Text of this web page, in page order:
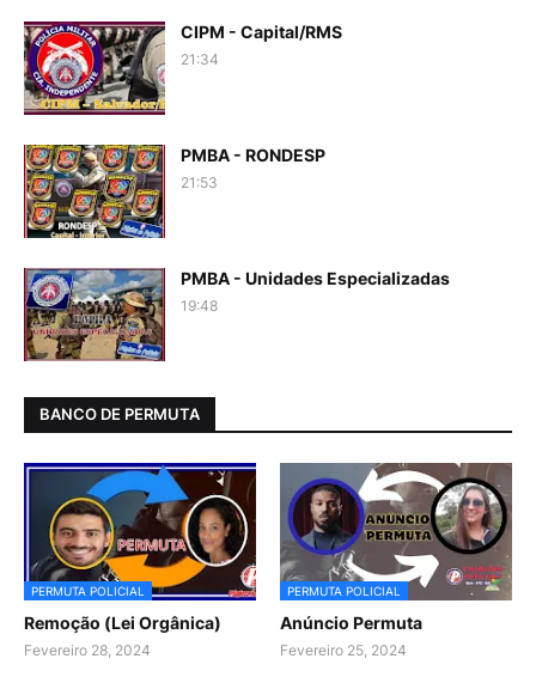
CIPM - Capital/RMS
21:34
PMBA - RONDESP
21:53
PMBA - Unidades Especializadas
19:48
BANCO DE PERMUTA
PERMUTA POLICIAL
Remoção (Lei Orgânica)
Fevereiro 28, 2024
PERMUTA POLICIAL
Anúncio Permuta
Fevereiro 25, 2024